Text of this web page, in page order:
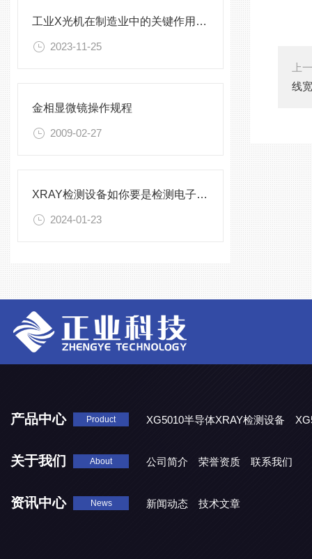
工业X光机在制造业中的关键作用与前景展望
2023-11-25
金相显微镜操作规程
2009-02-27
XRAY检测设备如你要是检测电子元器件？
2024-01-23
上
线
产品中心 Product XG5010半导体XRAY检测设备
关于我们 About 公司简介 荣誉资质 联系我们
资讯中心 News 新闻动态 技术文章